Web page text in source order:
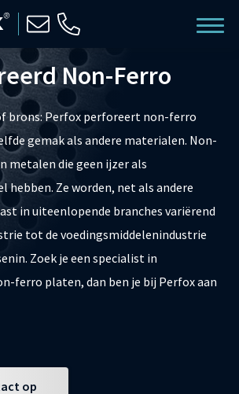
Non-Ferro
brons: Perfox perforeert non-ferro
gemak als andere materialen. Non-
metalen die geen ijzer als
hebben. Ze worden, net als andere
in uiteenlopende branches variërend
tot de voedingsmiddelenindustrie
Zoek je een specialist in
ferro platen, dan ben je bij Perfox aan
op